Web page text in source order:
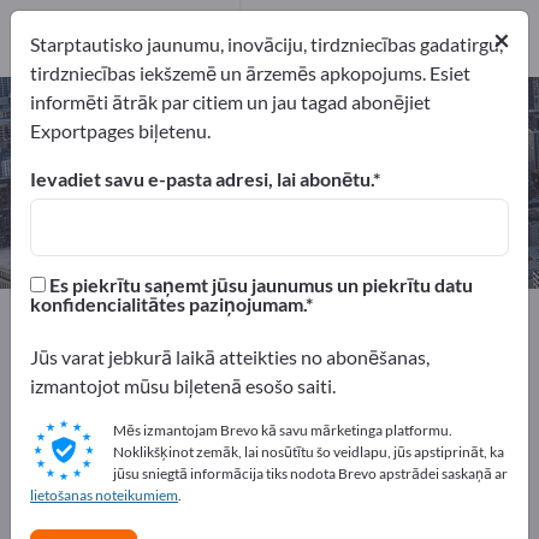
Lohnbeizen – atrodiet ražotājus un
piegādātājus
1
Ražotājs
Exportpages Pakalpojumi
Virsmu apstrāde
Lohnbeizen
Reklāmējieties bez maksas
Exportpages!
Pieprasījumi – Piedāvājumi – Lietotas preces – Biznesa
×
Starptautisko jaunumu, inovāciju, tirdzniecības gadatirgu,
tirdzniecības iekšzemē un ārzemēs apkopojums. Esiet
informēti ātrāk par citiem un jau tagad abonējiet
Exportpages biļetenu.
Ievadiet savu e-pasta adresi, lai abonētu.
Es piekrītu saņemt jūsu jaunumus un piekrītu datu
konfidencialitātes paziņojumam.
Jūs varat jebkurā laikā atteikties no abonēšanas,
izmantojot mūsu biļetenā esošo saiti.
Mēs izmantojam Brevo kā savu mārketinga platformu.
Noklikšķinot zemāk, lai nosūtītu šo veidlapu, jūs apstiprināt, ka
jūsu sniegtā informācija tiks nodota Brevo apstrādei saskaņā ar
lietošanas noteikumiem.